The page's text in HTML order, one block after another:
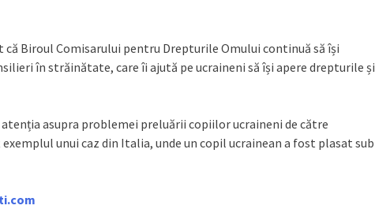
că Biroul Comisarului pentru Drepturile Omului continuă să își
în străinătate, care îi ajută pe ucraineni să își apere drepturile și
asupra problemei preluării copiilor ucraineni de către
unui caz din Italia, unde un copil ucrainean a fost plasat sub